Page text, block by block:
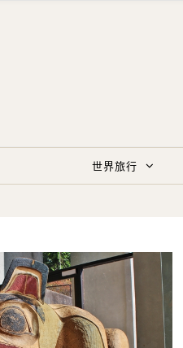
世界旅行